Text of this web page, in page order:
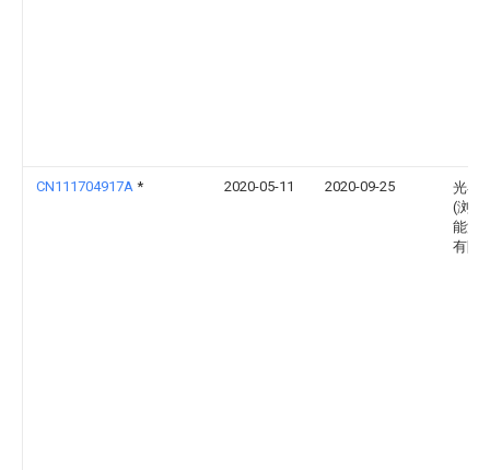
CN111704917A * 2020-05-11 2020-09-25
光谷
(浏阳
能源
有限